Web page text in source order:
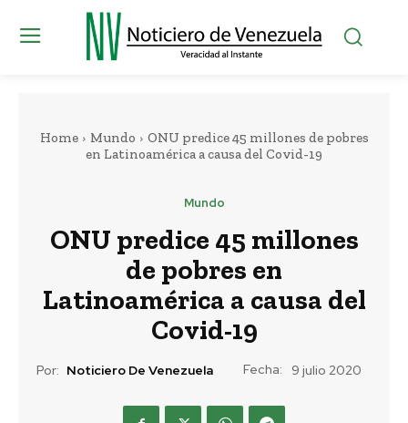
Home Mundo
ONU predice 45 millones de pobres
en Latinoamérica a causa del Covid-19
Mundo
ONU predice 45 millones
de pobres en
Latinoamérica a causa del
Covid-19
Por: Noticiero De Venezuela Fecha: 9 julio 2020